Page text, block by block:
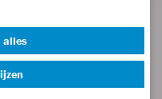
alles